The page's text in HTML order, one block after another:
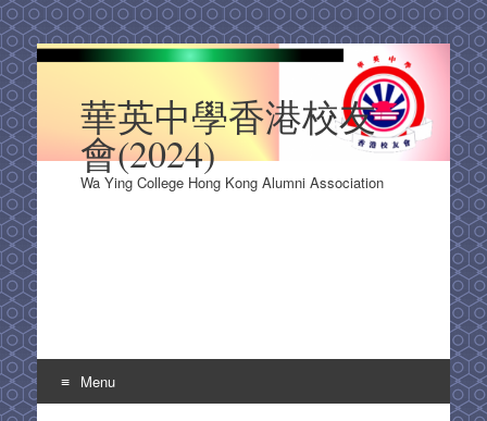
華英中學香港校友
會(2024)
Wa Ying College Hong Kong Alumni Association
Menu